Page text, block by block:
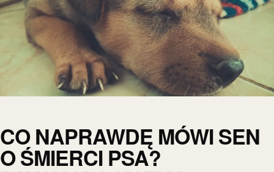
CO NAPRAWDĘ MÓWI SEN
O ŚMIERCI PSA?